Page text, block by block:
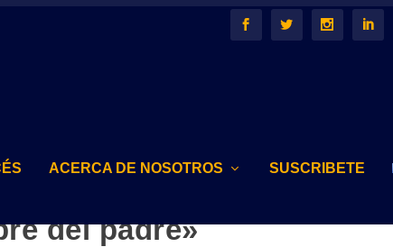
ACERCA DE NOSOTROS SUSCRIBETE
del padre»